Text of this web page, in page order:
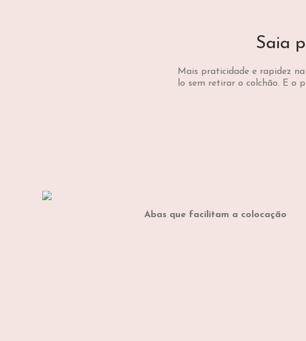
Saia
Mais praticidade e rapidez
lo sem retirar o colchão. E o
Abas que facilitam a colocação